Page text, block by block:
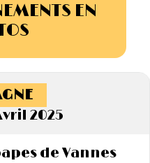
EN
2025
de Vannes